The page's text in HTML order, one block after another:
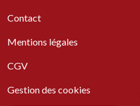
Contact
Mentions légales
CGV
Gestion des cookies